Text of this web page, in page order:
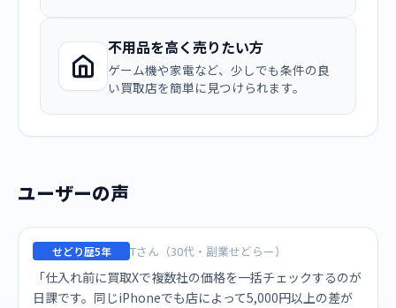
不用品を高く売りたい方
ゲーム機や家電など、少しでも条件の良
い買取店を簡単に見つけられます。
ユーザーの声
せどり歴5年 Tさん（30代・副業せどらー）
「仕入れ前に買取Xで複数社の価格を一括チェックするのが
日課です。同じiPhoneでも店によって5,000円以上の差が